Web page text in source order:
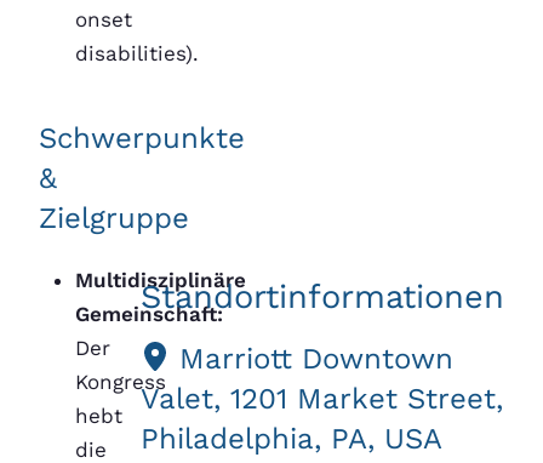
onset
disabilities).
Schwerpunkte
&
Zielgruppe
Multidisziplinäre
Gemeinschaft:
Der
Kongress
hebt
die
Standortinformationen
Marriott Downtown
Valet, 1201 Market Street,
Philadelphia, PA, USA